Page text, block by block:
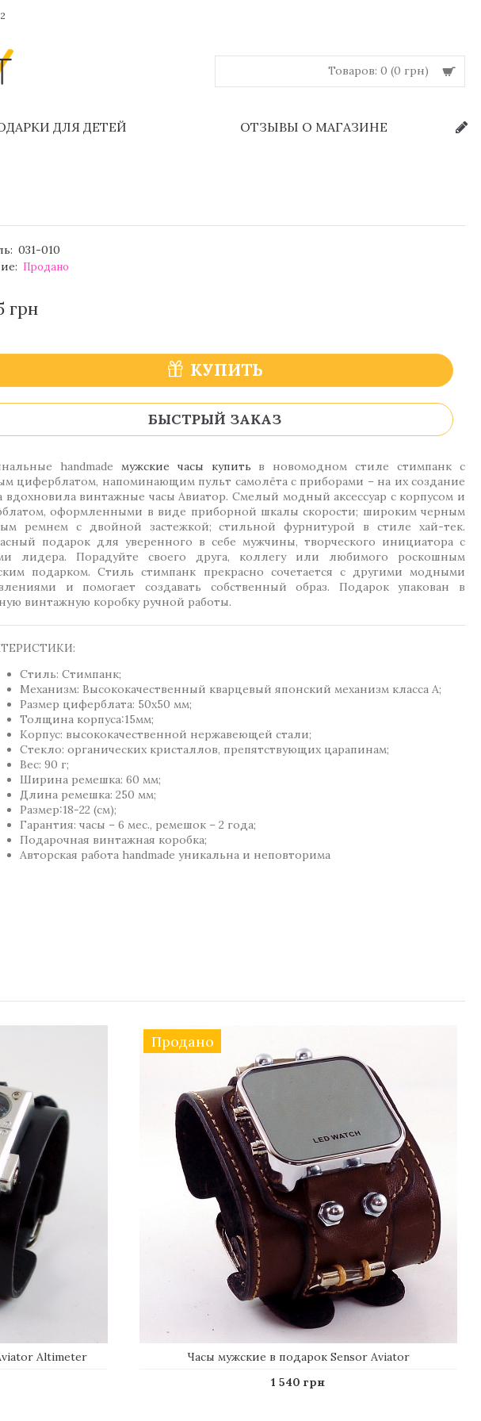
Товаров: 0 (0 грн)
ДЛЯ ДЕТЕЙ ОТЗЫВЫ О МАГАЗИНЕ
031-010
Продано
грн
КУПИТЬ
БЫСТРЫЙ ЗАКАЗ
handmade мужские часы купить в новомодном стиле стимпанк с
циферблатом, напоминающим пульт самолёта с приборами – на их создание
вдохновила винтажные часы Авиатор. Смелый модный аксессуар с корпусом и
оформленными в виде приборной шкалы скорости; широким черным
ремнем с двойной застежкой; стильной фурнитурой в стиле хай-тек.
подарок для уверенного в себе мужчины, творческого инициатора с
лидера. Порадуйте своего друга, коллегу или любимого роскошным
подарком. Стиль стимпанк прекрасно сочетается с другими модными
и помогает создавать собственный образ. Подарок упакован в
винтажную коробку ручной работы.
Стиль: Стимпанк;
Механизм: Высококачественный кварцевый японский механизм класса А;
Размер циферблата: 50х50 мм;
Толщина корпуса:15мм;
Корпус: высококачественной нержавеющей стали;
Стекло: органических кристаллов, препятствующих царапинам;
Вес: 90 г;
Ширина ремешка: 60 мм;
Длина ремешка: 250 мм;
Размер:18-22 (см);
Гарантия: часы – 6 мес., ремешок – 2 года;
Подарочная винтажная коробка;
Авторская работа handmade уникальна и неповторима
Altimeter
Продано
Часы мужские в подарок Sensor Aviator
1 540 грн